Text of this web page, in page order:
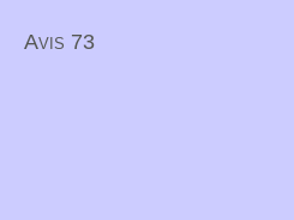
Avis 73